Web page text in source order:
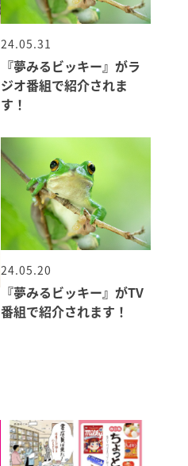
24.05.31
『夢みるビッキー』がラ
ジオ番組で紹介されま
す！
24.05.20
『夢みるビッキー』がTV
番組で紹介されます！